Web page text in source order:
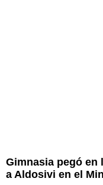
Gimnasia pegó
a Aldosivi en el